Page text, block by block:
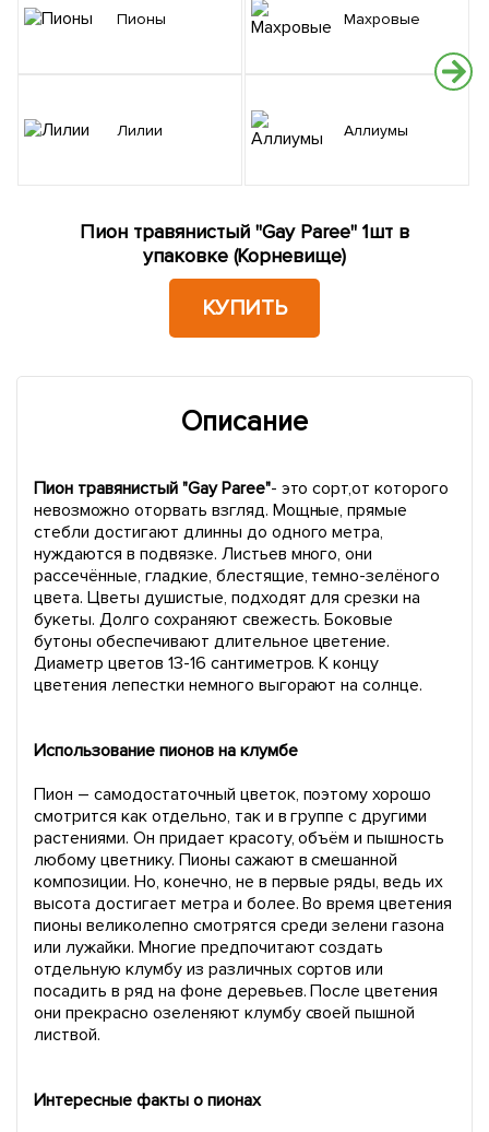
Пионы
Лилии
Махровые
Аллиумы
Пион травянистый "Gay Paree" 1шт в
упаковке (Корневище)
КУПИТЬ
Описание
Пион травянистый "Gay Paree"- это сорт,от которого
невозможно оторвать взгляд. Мощные, прямые
стебли достигают длинны до одного метра,
нуждаются в подвязке. Листьев много, они
рассечённые, гладкие, блестящие, темно-зелёного
цвета. Цветы душистые, подходят для срезки на
букеты. Долго сохраняют свежесть. Боковые
бутоны обеспечивают длительное цветение.
Диаметр цветов 13-16 сантиметров. К концу
цветения лепестки немного выгорают на солнце.
Использование пионов на клумбе
Пион – самодостаточный цветок, поэтому хорошо
смотрится как отдельно, так и в группе с другими
растениями. Он придает красоту, объём и пышность
любому цветнику. Пионы сажают в смешанной
композиции. Но, конечно, не в первые ряды, ведь их
высота достигает метра и более. Во время цветения
пионы великолепно смотрятся среди зелени газона
или лужайки. Многие предпочитают создать
отдельную клумбу из различных сортов или
посадить в ряд на фоне деревьев. После цветения
они прекрасно озеленяют клумбу своей пышной
листвой.
Интересные факты о пионах